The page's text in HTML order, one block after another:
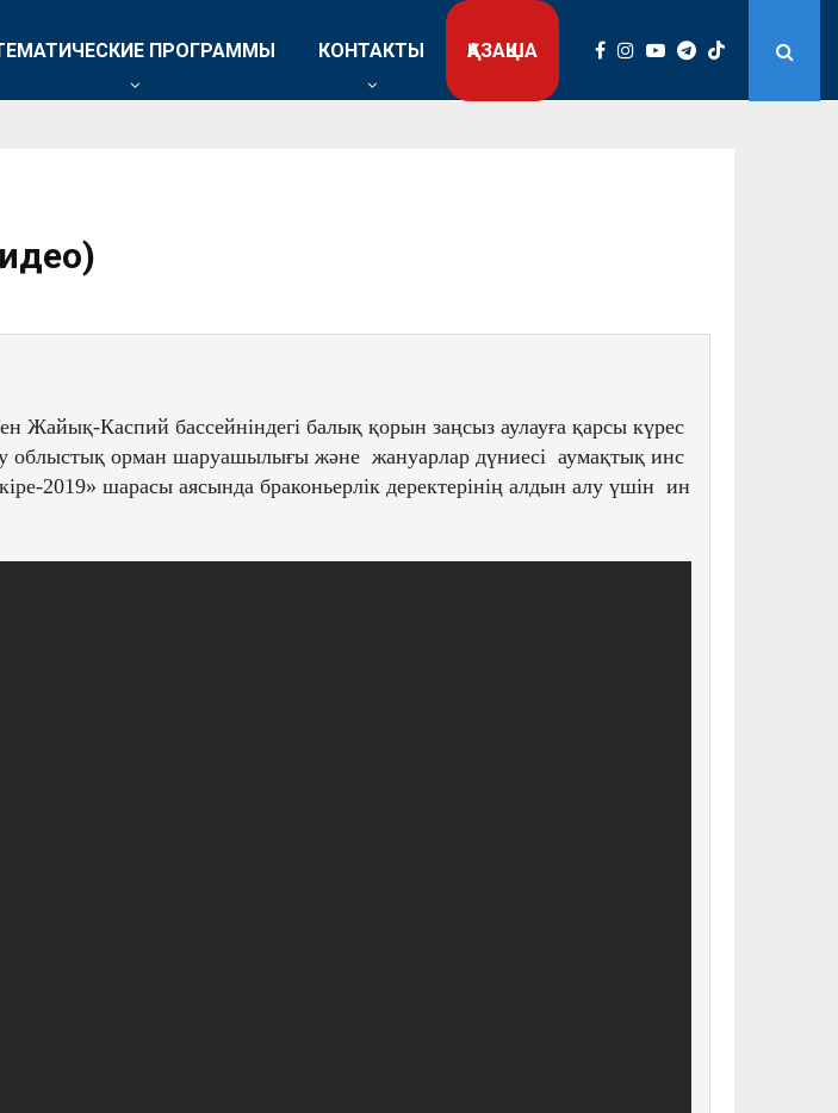
ПРОГРАММЫ КОНТАКТЫ ҚАЗАҚША
Каспий бассейніндегі балық қорын заңсыз аулауға қарсы күрес
орман шаруашылығы және  жануарлар дүниесі  аумақтық инс
2019» шарасы аясында браконьерлік деректерінің алдын алу үшін  ин